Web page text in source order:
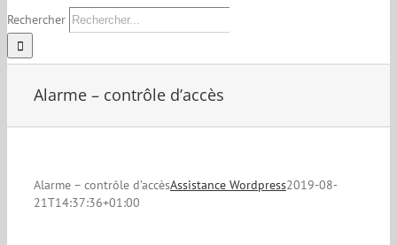
Rechercher
Alarme – contrôle d’accès
Alarme – contrôle d’accèsAssistance Wordpress2019-08-
21T14:37:36+01:00